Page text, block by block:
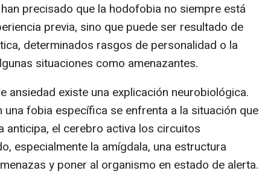
precisado que la hodofobia no siempre está
previa, sino que puede ser resultado de
determinados rasgos de personalidad o la
situaciones como amenazantes.
ansiedad existe una explicación neurobiológica.
una fobia específica se enfrenta a la situación que
anticipa, el cerebro activa los circuitos
especialmente la amígdala, una estructura
y poner al organismo en estado de alerta.